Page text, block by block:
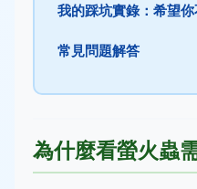
我的踩坑實錄：希望
常見問題解答
為什麼看螢火蟲